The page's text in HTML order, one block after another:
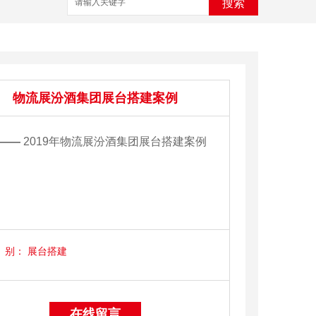
搜索
物流展汾酒集团展台搭建案例
—— 2019年物流展汾酒集团展台搭建案例
： 展台搭建